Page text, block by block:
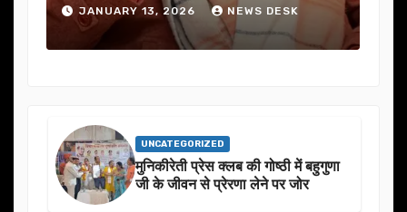
13, 2026 NEWS DESK JANUARY 13,
UNCATEGORIZED
मुनिकीरेती प्रेस क्लब की गोष्ठी में बहुगुणा
जी के जीवन से प्रेरणा लेने पर जोर